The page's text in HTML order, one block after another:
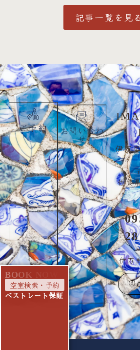
BOOK
空室検索・予約
ベストレート保証
記事一覧を見る
ご予約 お問い合わ
せ
伊万
佐賀
伊万